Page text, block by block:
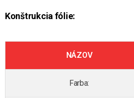
Konštrukcia fólie:
NÁZOV
Farba: